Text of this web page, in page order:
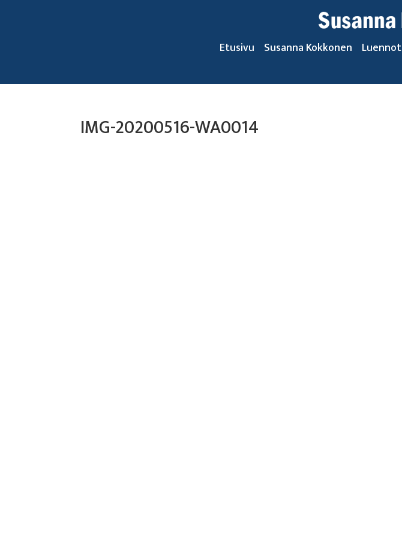
Etusivu Susanna Kokkonen Luennot
IMG-20200516-WA0014